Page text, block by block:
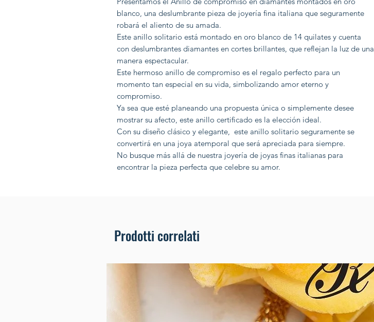
blanco, una deslumbrante pieza de joyería fina italiana que seguramente
robará el aliento de su amada.
Este anillo solitario está montado en oro blanco de 14 quilates y cuenta
con deslumbrantes diamantes en cortes brillantes, que reflejan la luz de una
manera espectacular.
Este hermoso anillo de compromiso es el regalo perfecto para un
momento tan especial en su vida, simbolizando amor eterno y
compromiso.
Ya sea que esté planeando una propuesta única o simplemente desee
mostrar su afecto, este anillo certificado es la elección ideal.
Con su diseño clásico y elegante, este anillo solitario seguramente se
convertirá en una joya atemporal que será apreciada para siempre.
No busque más allá de nuestra joyería de joyas finas italianas para
encontrar la pieza perfecta que celebre su amor.
Prodotti correlati